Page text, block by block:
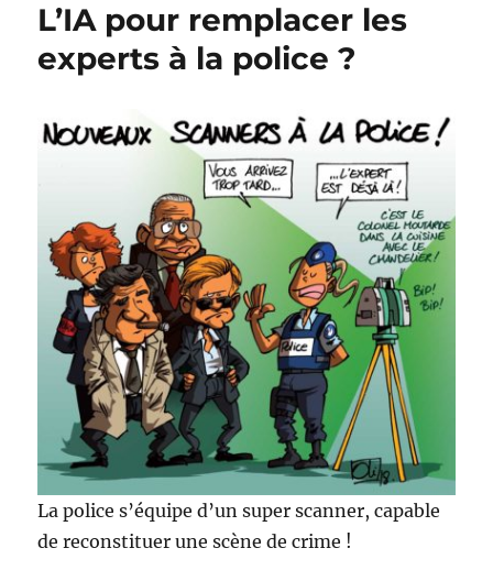
L’IA pour remplacer les
experts à la police ?
La police s’équipe d’un super scanner, capable
de reconstituer une scène de crime !